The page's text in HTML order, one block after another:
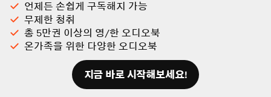
언제든 손쉽게 구독해지 가능
무제한 청취
총 5만권 이상의 영/한 오디오북
온가족을 위한 다양한 오디오북
지금 바로 시작해보세요!